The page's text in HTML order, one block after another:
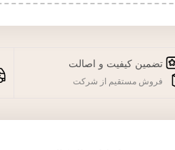
تضمین کیفیت و اصالت
فروش مستقیم از شرکت